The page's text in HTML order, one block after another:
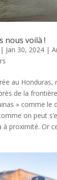
nous voilà !
| Jan 30, 2024|
au Honduras,
de la
» comme le
on peut
à proximité. Or